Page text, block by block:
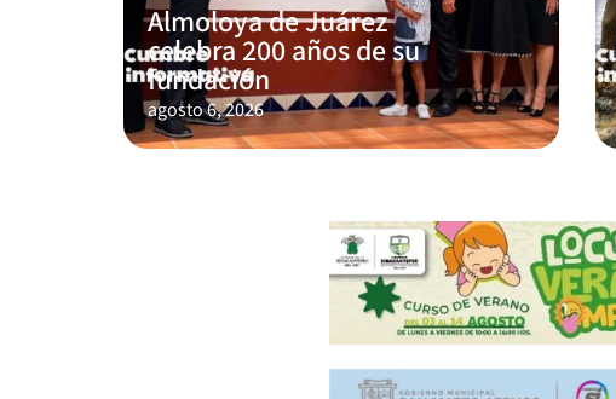
Almoloya de Juárez
celebra 200 años de su
fundación
agosto 6, 2026